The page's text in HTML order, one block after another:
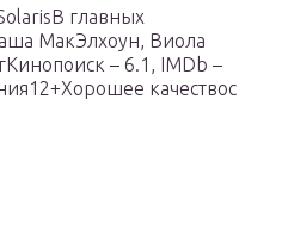
главных
МакЭлхоун, Виола
– 6.1, IMDb –
качествос